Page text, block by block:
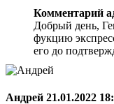
Комментарий
Добрый день,
фукцию
его до
Андрей 21.01.2022